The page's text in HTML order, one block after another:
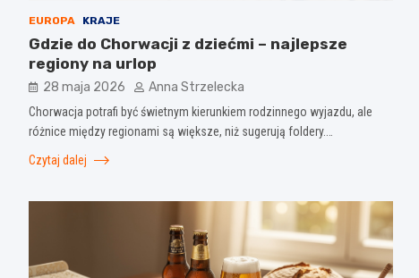
EUROPA KRAJE
Gdzie do Chorwacji z dziećmi – najlepsze
regiony na urlop
28 maja 2026 Anna Strzelecka
Chorwacja potrafi być świetnym kierunkiem rodzinnego wyjazdu, ale
różnice między regionami są większe, niż sugerują foldery.…
Czytaj dalej